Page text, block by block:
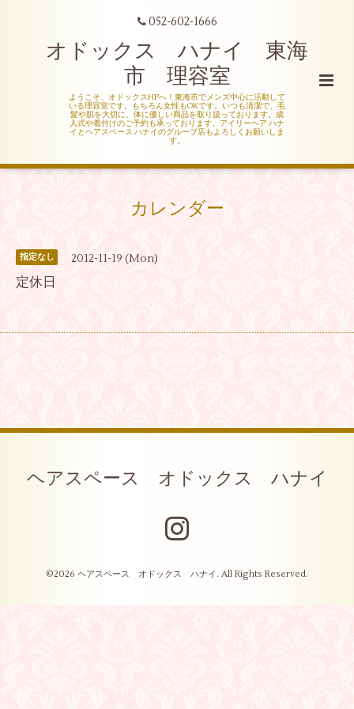
052-602-1666
オドックス ハナイ 東海
市 理容室
ようこそ、オドックスHPへ！東海市でメンズ中心に活動して
いる理容室です。もちろん女性もOKです。いつも清潔で、毛
髪や肌を大切に、体に優しい商品を取り扱っております。成
人式や着付けのご予約も承っております。アイリーヘア ハナ
イとヘアスペース ハナイのグループ店もよろしくお願いしま
す。
カレンダー
指定なし 2012-11-19 (Mon)
定休日
ヘアスペース オドックス ハナイ
©2026 ヘアスペース オドックス ハナイ . All Rights Reserved.